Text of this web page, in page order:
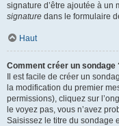
signature d’être ajoutée à
signature dans le formulaire
Haut
Comment créer un sondage
Il est facile de créer un
la modification du premier
permissions), cliquez sur
le voyez pas, vous n’avez
Saisissez le titre du sondage